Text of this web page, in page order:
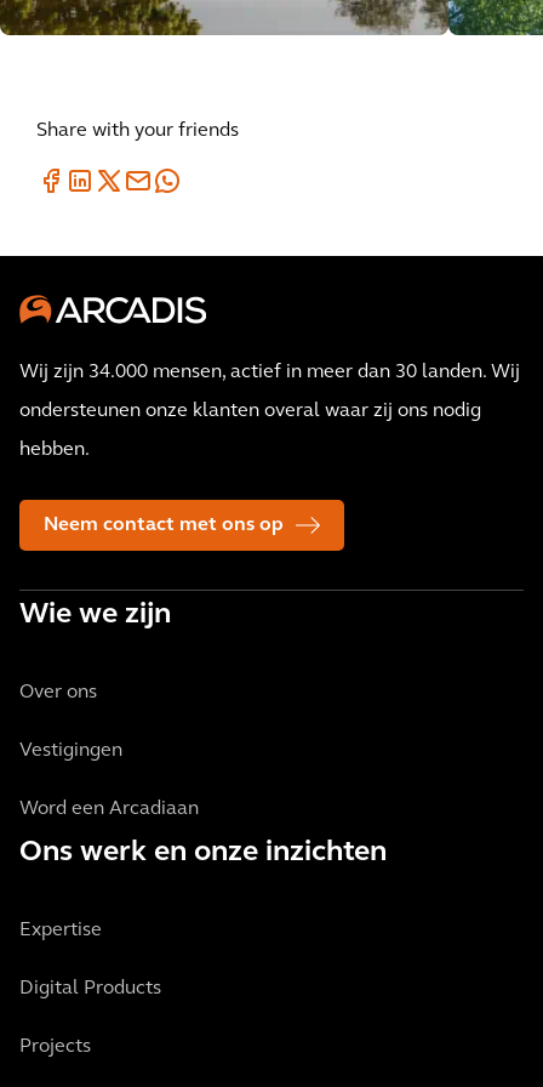
Share with your friends
Wij zijn 34.000 mensen, actief in meer dan 30 landen. Wij
ondersteunen onze klanten overal waar zij ons nodig
hebben.
Neem contact met ons op
Wie we zijn
Over ons
Vestigingen
Word een Arcadiaan
Ons werk en onze inzichten
Expertise
Digital Products
Projects